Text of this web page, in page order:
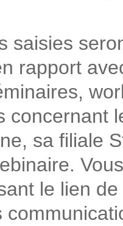
saisies
rapport
concernant
sa filiale
le lien